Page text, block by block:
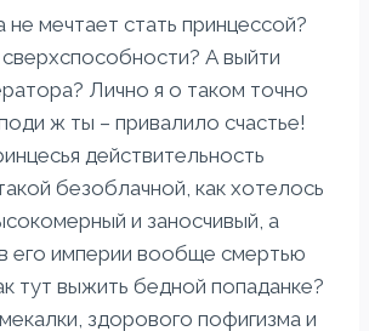
не мечтает стать принцессой?
А выйти
Лично я о таком точно
ж ты – привалило счастье!
действительность
безоблачной, как хотелось
и заносчивый, а
его империи вообще смертью
тут выжить бедной попаданке?
здорового пофигизма и